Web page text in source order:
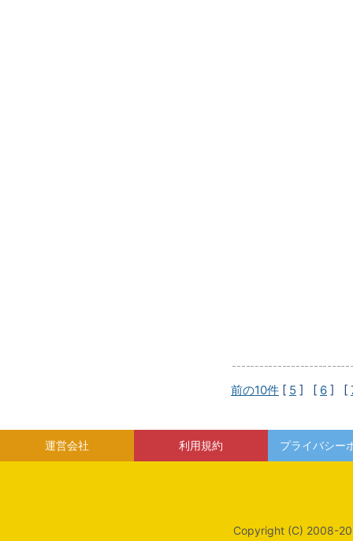
前の10件 [ 5 ] [ 6 ] [
運営会社 利用規約 プライバシー
Copyright (C) 2008-